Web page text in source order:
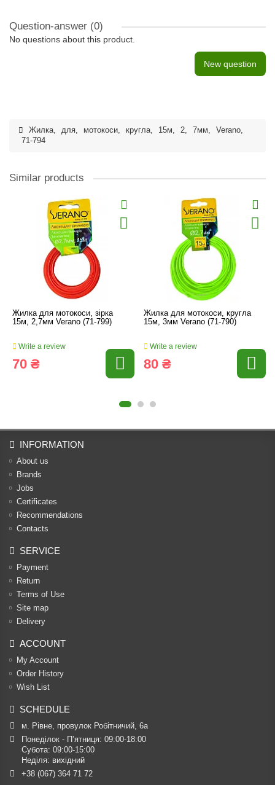
Question-answer (0)
No questions about this product.
New question
Жилка, для, мотокоси, кругла, 15м, 2, 7мм, Verano,
71-794
Similar products
Жилка для мотокоси, зірка
15м, 2,7мм Verano (71-799)
Write a review
70 ₴
Жилка для мотокоси, кругла
15м, 3мм Verano (71-790)
Write a review
80 ₴
INFORMATION
About us
Brands
Jobs
Certificates
Recommendations
Contacts
SERVICE
Payment
Return
Terms of Use
Site map
Delivery
ACCOUNT
My Account
Order History
Wish List
SCHEDULE
м. Рівне, провулок Робітничий, 6а
Понеділок - П’ятниця: 09:00-18:00
Субота: 09:00-15:00
Неділя: вихідний
+38 (067) 364 71 72